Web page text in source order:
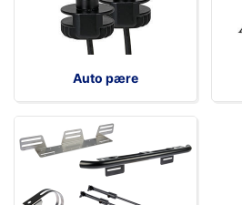
Auto pære